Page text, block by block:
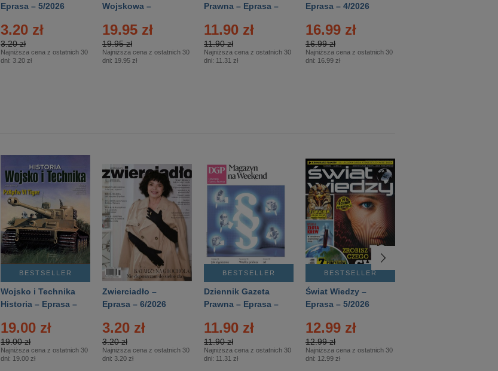
Eprasa – 5/2026
3.20 zł
3.20 zł
Najniższa cena z ostatnich 30
dni: 3.20 zł
Wojskowa –
19.95 zł
19.95 zł
Najniższa cena z ostatnich 30
dni: 19.95 zł
Prawna – Eprasa –
11.90 zł
11.90 zł
Najniższa cena z ostatnich 30
dni: 11.31 zł
Eprasa – 4/2026
16.99 zł
16.99 zł
Najniższa cena z ostatnich 30
dni: 16.99 zł
BESTSELLER
Wojsko i Technika
Historia – Eprasa –
19.00 zł
19.00 zł
Najniższa cena z ostatnich 30
dni: 19.00 zł
Zwierciadło –
Eprasa – 6/2026
3.20 zł
3.20 zł
Najniższa cena z ostatnich 30
dni: 3.20 zł
BESTSELLER
Dziennik Gazeta
Prawna – Eprasa –
11.90 zł
11.90 zł
Najniższa cena z ostatnich 30
dni: 11.31 zł
BESTSELLER
Świat Wiedzy –
Eprasa – 5/2026
12.99 zł
12.99 zł
Najniższa cena z ostatnich 30
dni: 12.99 zł